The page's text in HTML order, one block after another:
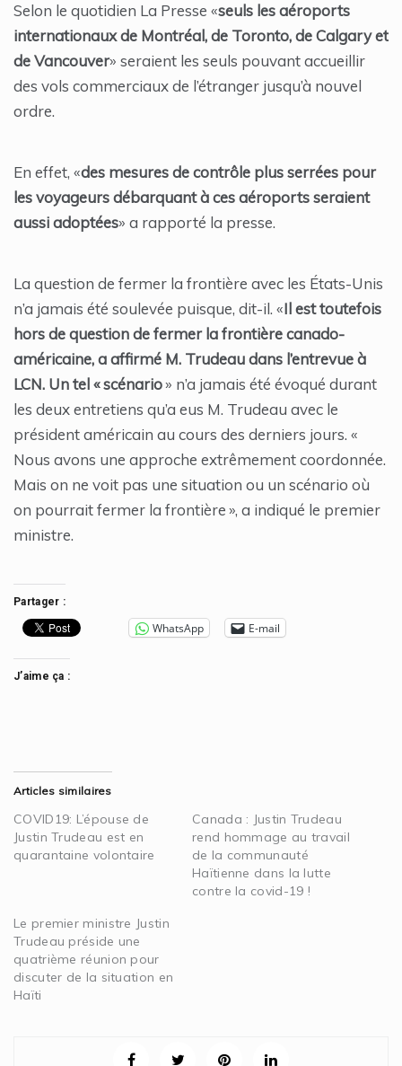
Selon le quotidien La Presse «seuls les aéroports
internationaux de Montréal, de Toronto, de Calgary et
de Vancouver» seraient les seuls pouvant accueillir
des vols commerciaux de l’étranger jusqu’à nouvel
ordre.
En effet, «des mesures de contrôle plus serrées pour
les voyageurs débarquant à ces aéroports seraient
aussi adoptées» a rapporté la presse.
La question de fermer la frontière avec les États-Unis
n’a jamais été soulevée puisque, dit-il. «Il est toutefois
hors de question de fermer la frontière canado-
américaine, a affirmé M. Trudeau dans l’entrevue à
LCN. Un tel « scénario» n’a jamais été évoqué durant
les deux entretiens qu’a eus M. Trudeau avec le
président américain au cours des derniers jours. «
Nous avons une approche extrêmement coordonnée.
Mais on ne voit pas une situation ou un scénario où
on pourrait fermer la frontière », a indiqué le premier
ministre.
Partager :
WhatsApp E-mail
J’aime ça :
Articles similaires
COVID19: L’épouse de
Justin Trudeau est en
quarantaine volontaire
Canada : Justin Trudeau
rend hommage au travail
de la communauté
Haïtienne dans la lutte
contre la covid-19 !
Le premier ministre Justin
Trudeau préside une
quatrième réunion pour
discuter de la situation en
Haïti